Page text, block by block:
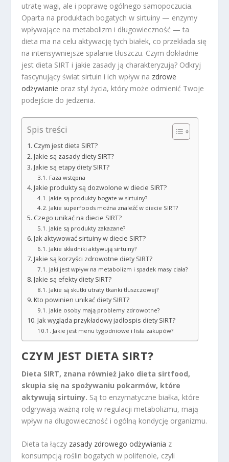
utratę wagi, ale i poprawę ogólnego samopoczucia.
Oparta na produktach bogatych w sirtuiny — enzymy
wpływające na metabolizm i długowieczność — ta
dieta ma na celu aktywację tych białek, co przekłada się
na intensywniejsze spalanie tłuszczu. Czym dokładnie
jest dieta SIRT i jakie zasady ją charakteryzują? Odkryj
fascynujący świat sirtuin i ich wpływ na zdrowe
odżywianie oraz styl życia, który może odmienić Twoje
podejście do jedzenia.
Spis treści
Czym jest dieta SIRT?
Jakie są zasady diety SIRT?
Jakie są etapy diety SIRT?
Faza wstępna
Jakie produkty są dozwolone w diecie SIRT?
Jakie są produkty bogate w sirtuiny?
Jakie superfoods można znaleźć w diecie SIRT?
Czego unikać na diecie SIRT?
Jakie są produkty zakazane?
Jak aktywować sirtuiny w diecie SIRT?
Jakie składniki aktywują sirtuiny?
Jakie są korzyści zdrowotne diety SIRT?
Jaki jest wpływ na metabolizm i spadek masy ciała?
Jakie są efekty diety SIRT?
Jakie są skutki utraty tkanki tłuszczowej?
Kto powinien unikać diety SIRT?
Jakie osoby mają problemy zdrowotne?
Jak wygląda przykładowy jadłospis diety SIRT?
Jakie jest menu tygodniowe i lista zakupów?
CZYM JEST DIETA SIRT?
Dieta SIRT, znana również jako dieta sirtfood,
skupia się na spożywaniu pokarmów, które
aktywują sirtuiny. Są to enzymatyczne białka, które
odgrywają ważną rolę w regulacji metabolizmu, mają
wpływ na długowieczność i ogólną kondycję organizmu.
Dieta ta łączy zasady zdrowego odżywiania z
konsumpcją roślin bogatych w polifenole, czyli